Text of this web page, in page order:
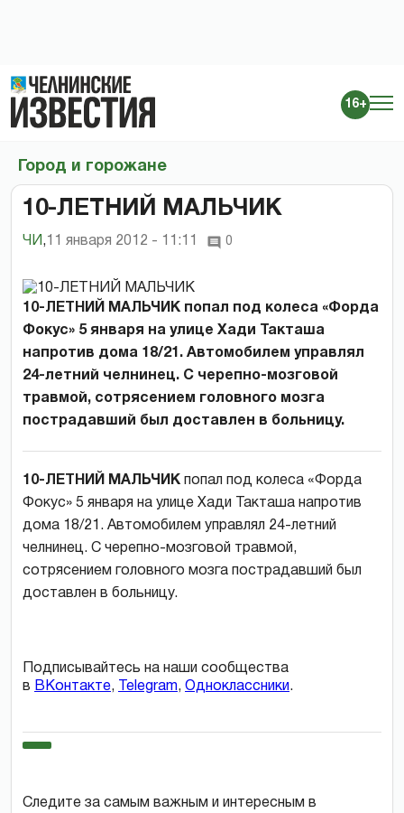
16+
Город и горожане
10-ЛЕТНИЙ МАЛЬЧИК
ЧИ , 11 января 2012 - 11:11 0
10-ЛЕТНИЙ МАЛЬЧИК попал под колеса «Форда
Фокус» 5 января на улице Хади Такташа
напротив дома 18/21. Автомобилем управлял
24-летний челнинец. С черепно-мозговой
травмой, сотрясением головного мозга
пострадавший был доставлен в больницу.
10-ЛЕТНИЙ МАЛЬЧИК попал под колеса «Форда
Фокус» 5 января на улице Хади Такташа напротив
дома 18/21. Автомобилем управлял 24-летний
челнинец. С черепно-мозговой травмой,
сотрясением головного мозга пострадавший был
доставлен в больницу.
Подписывайтесь на наши сообщества
в ВКонтакте, Telegram, Одноклассники.
Следите за самым важным и интересным в